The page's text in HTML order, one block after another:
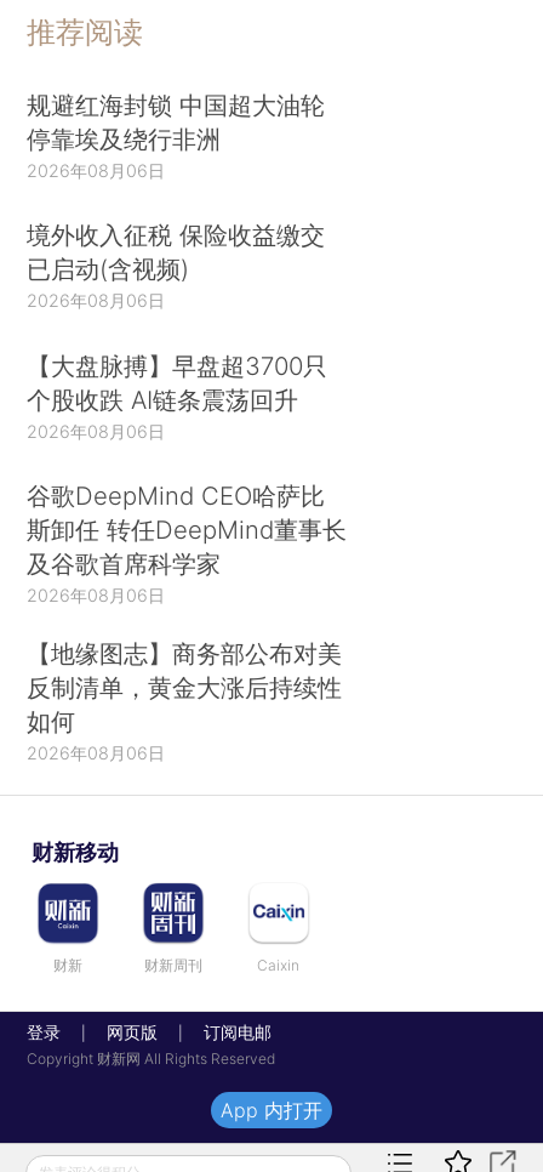
推荐阅读
规避红海封锁 中国超大油轮
停靠埃及绕行非洲
2026年08月06日
境外收入征税 保险收益缴交
已启动(含视频)
2026年08月06日
【大盘脉搏】早盘超3700只
个股收跌 AI链条震荡回升
2026年08月06日
谷歌DeepMind CEO哈萨比
斯卸任 转任DeepMind董事长
及谷歌首席科学家
2026年08月06日
【地缘图志】商务部公布对美
反制清单，黄金大涨后持续性
如何
2026年08月06日
财新移动
财新 财新周刊 Caixin
登录 网页版 订阅电邮
Copyright 财新网 All Rights Reserved
App 内打开